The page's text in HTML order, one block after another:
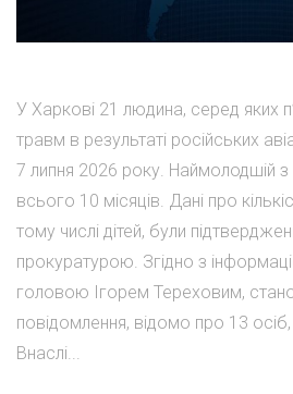
У Харкові 21 людина, серед яких
травм в результаті російських
7 липня 2026 року. Наймолодшій з
всього 10 місяців. Дані про
тому числі дітей, були
прокуратурою. Згідно з
головою Ігорем Тереховим,
повідомлення, відомо про 13
Внаслі...